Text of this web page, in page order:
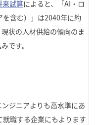
来試算によると、「AI・ロ
含む）」は2040年に約
状の人材供給の傾向のま
です。
ジニアよりも高水準にあ
職する企業にもよります